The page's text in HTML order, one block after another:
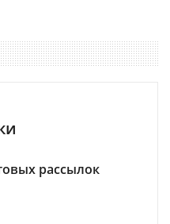
рассылок